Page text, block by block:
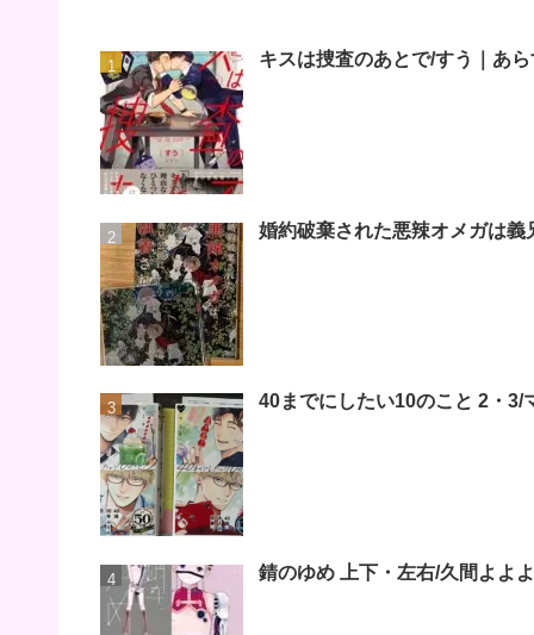
キスは捜査のあとで/すう｜あ
婚約破棄された悪辣オメガは
40までにしたい10のこと 2・3/
錆のゆめ 上下・左右/久間よよよ